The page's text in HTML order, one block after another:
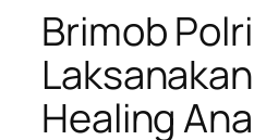
Brimob Polri
Healing